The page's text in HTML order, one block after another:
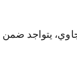
يتواجد